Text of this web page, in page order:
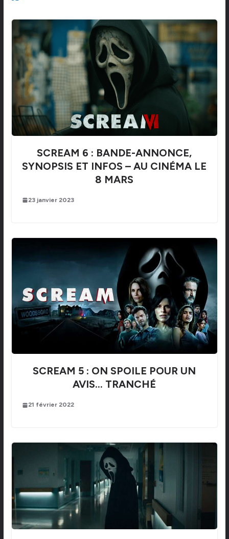
SCREAM 6 : BANDE-ANNONCE,
SYNOPSIS ET INFOS – AU CINÉMA LE
8 MARS
23 janvier 2023
SCREAM 5 : ON SPOILE POUR UN
AVIS… TRANCHÉ
21 février 2022